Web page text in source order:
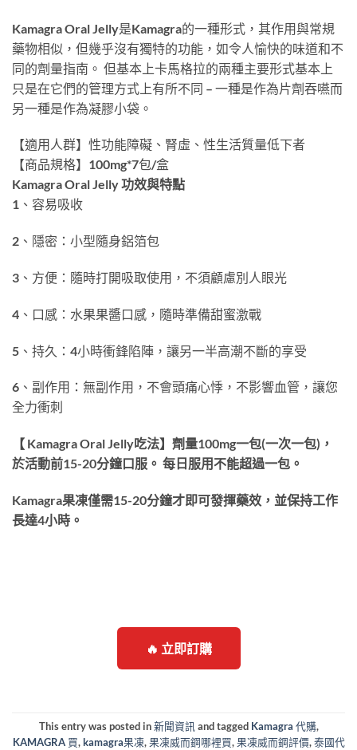
Kamagra Oral Jelly是Kamagra的一種形式，其作用與常規
藥物相似，但幾乎沒有獨特的功能，如令人愉快的味道和不
同的劑量指南。 但基本上卡馬格拉的兩種主要形式基本上
只是在它們的管理方式上有所不同 – 一種是作為片劑吞嚥而
另一種是作為凝膠小袋。
【適用人群】性功能障礙、腎虛、性生活質量低下者
【商品規格】100mg*7包/盒
Kamagra Oral Jelly 功效與特點
1、容易吸收
2、隱密：小型隨身鋁箔包
3、方便：隨時打開吸取使用，不須顧慮別人眼光
4、口感：水果果醬口感，隨時準備甜蜜激戰
5、持久：4小時衝鋒陷陣，讓另一半高潮不斷的享受
6、副作用：無副作用，不會頭痛心悸，不影響血管，讓您
全力衝刺
【 Kamagra Oral Jelly吃法】劑量100mg一包(一次一包)，
於活動前15-20分鐘口服。 每日服用不能超過一包。
Kamagra果凍僅需15-20分鐘才即可發揮藥效，並保持工作
長達4小時。
🔥 立即訂購
This entry was posted in新聞資訊 and tagged Kamagra 代購,
KAMAGRA 買,kamagra果凍,果凍威而鋼哪裡買,果凍威而鋼評價,泰國代